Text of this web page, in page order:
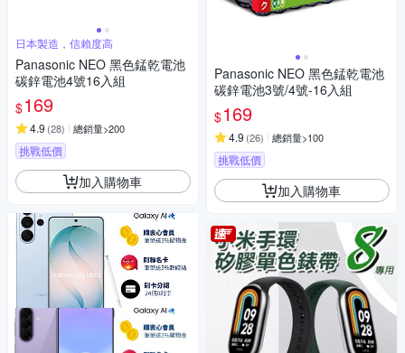
日本製造，信賴度高
Panasonic NEO 黑色錳乾電池
碳鋅電池4號16入組
$169
4.9 (28) 總銷量>200
挑戰低價
加入購物車
Panasonic NEO 黑色錳乾電池
碳鋅電池3號/4號-16入組
$169
4.9 (26) 總銷量>100
挑戰低價
加入購物車